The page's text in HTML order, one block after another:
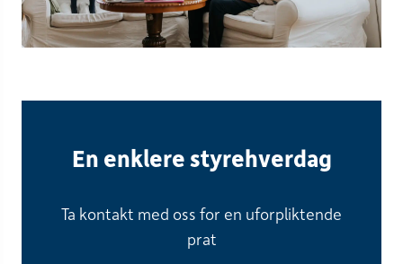
En enklere styrehverdag
Ta kontakt med oss for en uforpliktende
prat